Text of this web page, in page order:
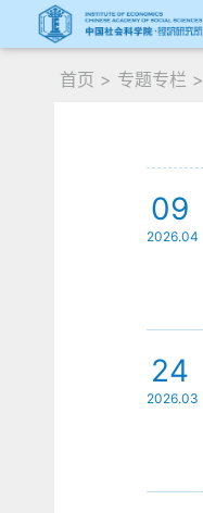
首页 > 专题专栏 >
09
2026.04
24
2026.03